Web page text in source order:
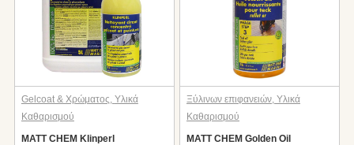
Gelcoat & Χρώματος Υλικά
Καθαρισμού
MATT CHEM Klinperl
Ξύλινων επιφανειών Υλικά
Καθαρισμού
MATT CHEM Golden Oil